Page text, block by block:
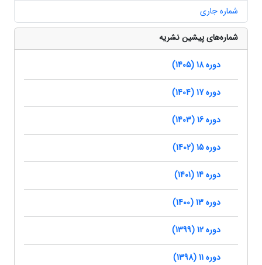
شماره جاری
شماره‌های پیشین نشریه
دوره 18 (1405)
دوره 17 (1404)
دوره 16 (1403)
دوره 15 (1402)
دوره 14 (1401)
دوره 13 (1400)
دوره 12 (1399)
دوره 11 (1398)